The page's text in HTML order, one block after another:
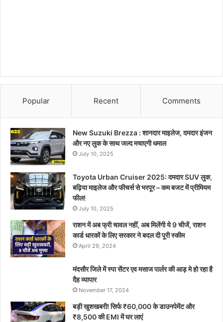
Popular Recent Comments
New Suzuki Brezza : शानदार माइलेज, दमदार इंजन
और नए लुक के साथ जल्द मचाएगी धमाल
July 10, 2025
Toyota Urban Cruiser 2025: दमदार SUV लुक,
बढ़िया माइलेज और फीचर्स से भरपूर – कम बजट में प्रीमियम
फील!
July 10, 2025
राशन में अब फ्री चावल नहीं, अब मिलेंगी ये 9 चीजें, राशन
कार्ड धारकों के लिए सरकार ने बदल दी पूरी स्कीम
April 29, 2024
मंदसौर जिले में स्पा सेंटर एव मसाज पार्लर की आड़ मे हो रहा है
दैह व्यापार
November 17, 2024
बड़ी खुशखबरी! सिर्फ ₹60,000 के डाउनपेमेंट और
₹8,500 की EMI में घर लाएं